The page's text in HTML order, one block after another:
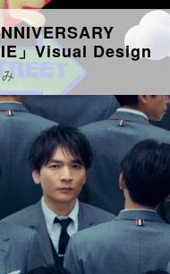
」Visual Design